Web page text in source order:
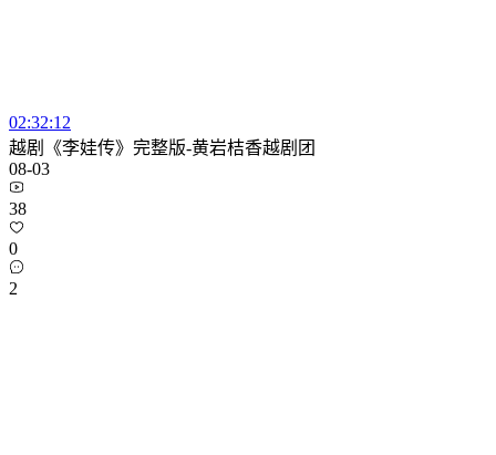
02:32:12
越剧《李娃传》完整版-黄岩桔香越剧团
08-03
38
0
2